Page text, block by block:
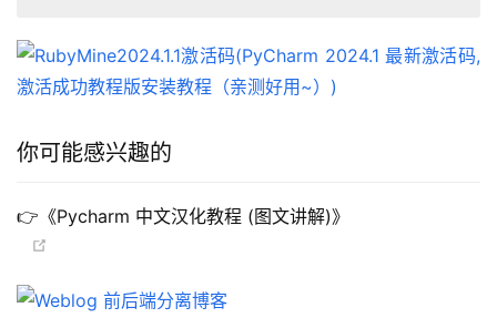
你可能感兴趣的
👉《Pycharm 中文汉化教程 (图文讲解)》